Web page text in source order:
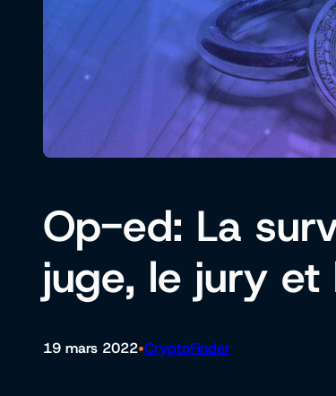
Op-ed: La
juge, le jury
19 mars 2022•CryptoFinder